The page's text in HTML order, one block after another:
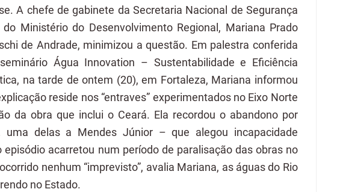
A chefe de gabinete da Secretaria Nacional de Segurança
do Ministério do Desenvolvimento Regional, Mariana Prado
de Andrade, minimizou a questão. Em palestra conferida
Água Innovation – Sustentabilidade e Eficiência
na tarde de ontem (20), em Fortaleza, Mariana informou
reside nos “entraves” experimentados no Eixo Norte
da obra que inclui o Ceará. Ela recordou o abandono por
uma delas a Mendes Júnior – que alegou incapacidade
acarretou num período de paralisação das obras no
nenhum “imprevisto”, avalia Mariana, as águas do Rio
no Estado.